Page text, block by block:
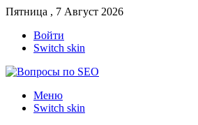
Пятница , 7 Август 2026
Войти
Switch skin
Меню
Switch skin